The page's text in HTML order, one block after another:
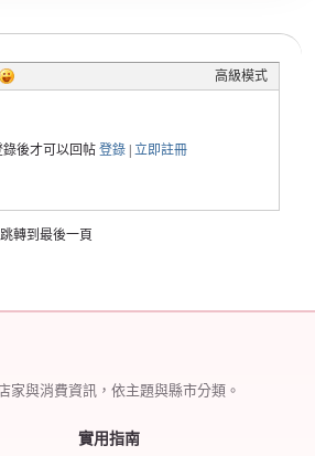
高級模式
錄後才可以回帖 登錄| 立即註冊
轉到最後一頁
家與消費資訊，依主題與縣市分類。
實用指南